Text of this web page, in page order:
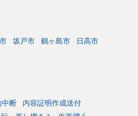
坂戸市 鶴ヶ島市
日高市
中断
内容証明作成送付